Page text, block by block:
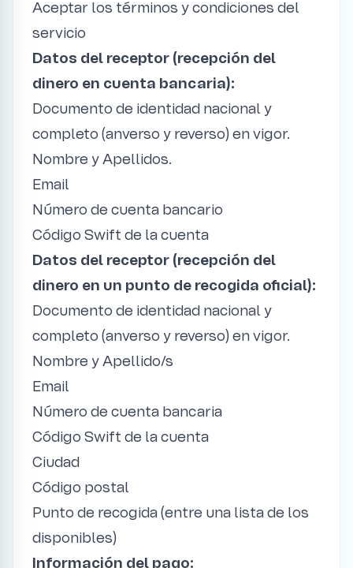
Aceptar los términos y condiciones del
servicio
Datos del receptor (recepción del
dinero en cuenta bancaria):
Documento de identidad nacional y
completo (anverso y reverso) en vigor.
Nombre y Apellidos.
Email
Número de cuenta bancario
Código Swift de la cuenta
Datos del receptor (recepción del
dinero en un punto de recogida oficial):
Documento de identidad nacional y
completo (anverso y reverso) en vigor.
Nombre y Apellido/s
Email
Número de cuenta bancaria
Código Swift de la cuenta
Ciudad
Código postal
Punto de recogida (entre una lista de los
disponibles)
Información del pago: